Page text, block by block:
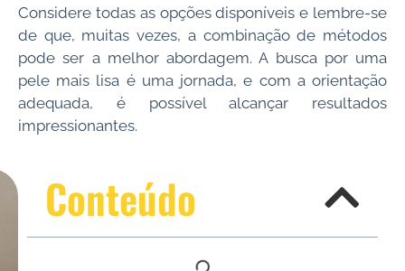
Considere todas as opções disponíveis e lembre-se
de que, muitas vezes, a combinação de métodos
pode ser a melhor abordagem. A busca por uma
pele mais lisa é uma jornada, e com a orientação
adequada, é possível alcançar resultados
impressionantes.
Conteúdo